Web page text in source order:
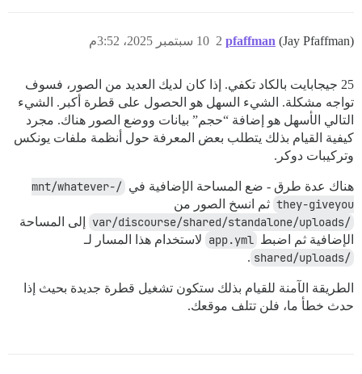
pfaffman (Jay Pfaffman) 10 سبتمبر 2025، 3:52م 2
25 جيجابايت بالكاد تكفي. إذا كان لديك العديد من الصور، فسوف
تواجه مشكلة. الشيء السهل هو الحصول على قطرة أكبر. الشيء
التالي الأسهل هو إضافة “حجم” بيانات ووضع الصور هناك. مجرد
كيفية القيام بذلك يتطلب بعض المعرفة حول أنظمة ملفات يونكس
وتركيبات دوكر.
هناك عدة طرق - ضع المساحة الإضافية في
/mnt/whatever-
they-giveyou ثم انسخ الصور من
/var/discourse/shared/standalone/uploads
إلى المساحة
الإضافية ثم اضبط app.yml لاستخدام هذا المسار لـ
/shared/uploads
.
الطريقة الآمنة للقيام بذلك ستكون تشغيل قطرة جديدة بحيث إذا
حدث خطأ ما، فلن تتلف موقعك.